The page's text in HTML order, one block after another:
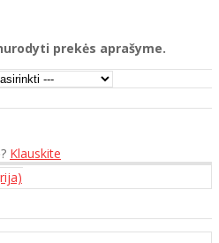
prekės aprašyme.
Klauskite